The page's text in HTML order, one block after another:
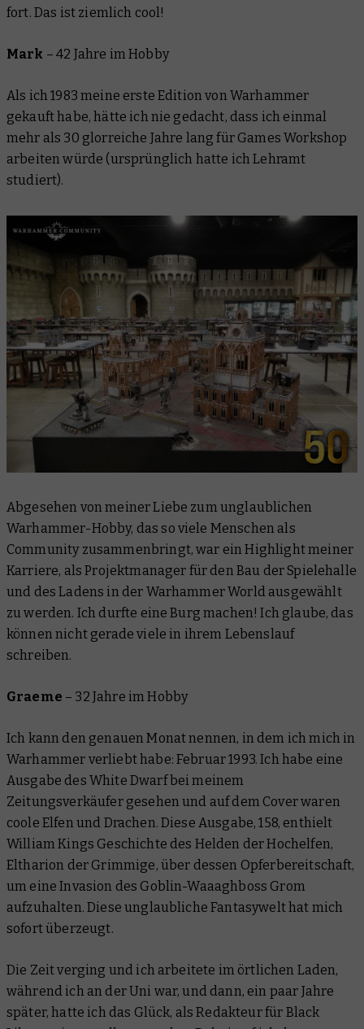
fort. Das ist ziemlich cool!
Mark –42 Jahre im Hobby
Als ich 1983 meine erste Edition von Warhammer
gekauft habe, hätte ich nie gedacht, dass ich einmal
mehr als 30 glorreiche Jahre lang für Games Workshop
arbeiten würde (ursprünglich hatte ich Lehramt
studiert).
Abgesehen von meiner Liebe zum unglaublichen
Warhammer-Hobby, das so viele Menschen als
Community zusammenbringt, war ein Highlight meiner
Karriere, als Projektmanager für den Bau der Spielehalle
und des Ladens in der Warhammer World ausgewählt
zu werden. Ich durfte eine Burg machen! Ich glaube, das
können nicht gerade viele in ihrem Lebenslauf
schreiben.
Graeme – 32 Jahre im Hobby
Ich kann den genauen Monat nennen, in dem ich mich in
Warhammer verliebt habe: Februar 1993. Ich habe eine
Ausgabe des White Dwarf bei meinem
Zeitungsverkäufer gesehen und auf dem Cover waren
coole Elfen und Drachen. Diese Ausgabe, 158, enthielt
William Kings Geschichte des Helden der Hochelfen,
Eltharion der Grimmige, über dessen Opferbereitschaft,
um eine Invasion des Goblin-Waaaghboss Grom
aufzuhalten. Diese unglaubliche Fantasywelt hat mich
sofort überzeugt.
Die Zeit verging und ich arbeitete im örtlichen Laden,
während ich an der Uni war, und dann, ein paar Jahre
später, hatte ich das Glück, als Redakteur für Black